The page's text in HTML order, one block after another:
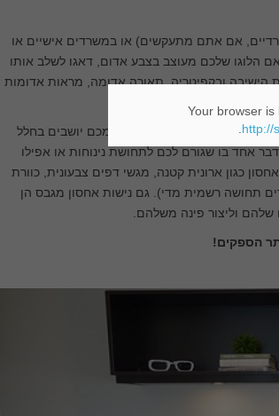
אם אתם מתעקשים) או במשרדים אישיים או
הלוגו שלכם מעוצב בצבע אדום, דאגו לשלב אותו
הישיבה ובקפיטריה, תאורה אדומה, מראות אדומות
מהם לפעמים. תארו לעצמכם יושבים בחלל
לכם דבר אחד בו שגורם לכם לתחושת נינוחות או אפילו
כגון ארונית קטנה, מגשי דפים צבעונית, כוורת
תחושה רשמית מדי). גם נישות אחסון מגבס הן
שלהם וליצור פינה משלהם.
הספקים!
Your browser
http://